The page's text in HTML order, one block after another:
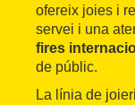
ofereix joies i
servei i una
fires
de públic.
La línia de